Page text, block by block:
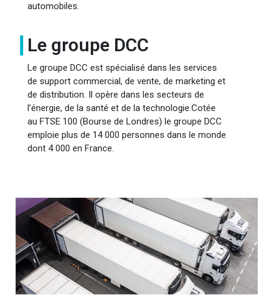
automobiles.
Le groupe DCC
Le groupe DCC est spécialisé dans les services
de support commercial, de vente, de marketing et
de distribution. Il opère dans les secteurs de
l’énergie, de la santé et de la technologie.Cotée
au FTSE 100 (Bourse de Londres) le groupe DCC
emploie plus de 14 000 personnes dans le monde
dont 4 000 en France.